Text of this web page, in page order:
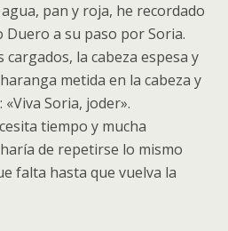
pan y roja, he recordado
a su paso por Soria.
la cabeza espesa y
metida en la cabeza y
Soria, joder».
tiempo y mucha
de repetirse lo mismo
falta hasta que vuelva la